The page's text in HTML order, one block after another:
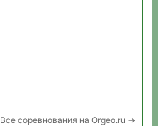
Все соревнования на Orgeo.ru →